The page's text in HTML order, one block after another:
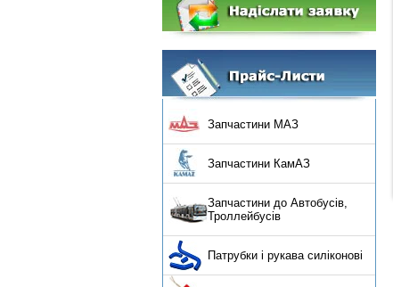
Запчастини МАЗ
Запчастини КамАЗ
Запчастини до Автобусів,
Троллейбусів
Патрубки і рукава силіконові